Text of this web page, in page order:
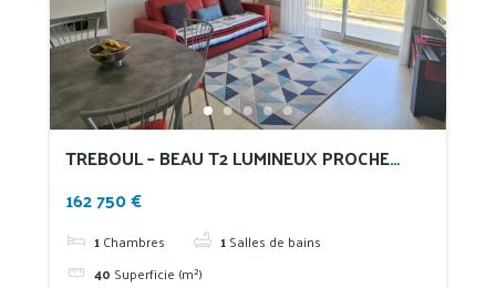
TREBOUL – BEAU T2 LUMINEUX PROCHE
162 750 €
1Chambres 1Salles de bains
40 Superficie (m²)